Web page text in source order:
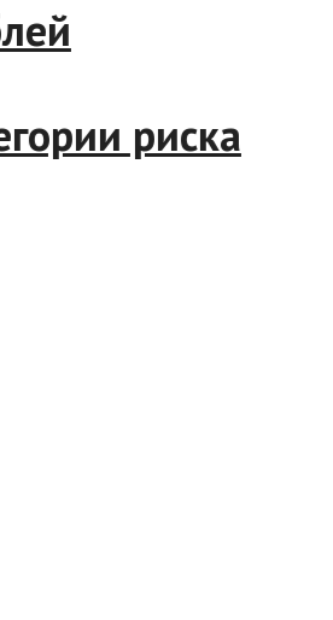
риска